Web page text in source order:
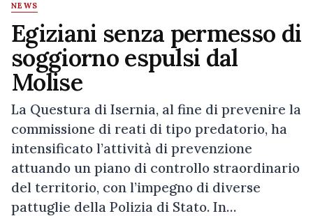
NEWS
Egiziani senza permesso di
soggiorno espulsi dal
Molise
La Questura di Isernia, al fine di prevenire la
commissione di reati di tipo predatorio, ha
intensificato l’attività di prevenzione
attuando un piano di controllo straordinario
del territorio, con l’impegno di diverse
pattuglie della Polizia di Stato. In…